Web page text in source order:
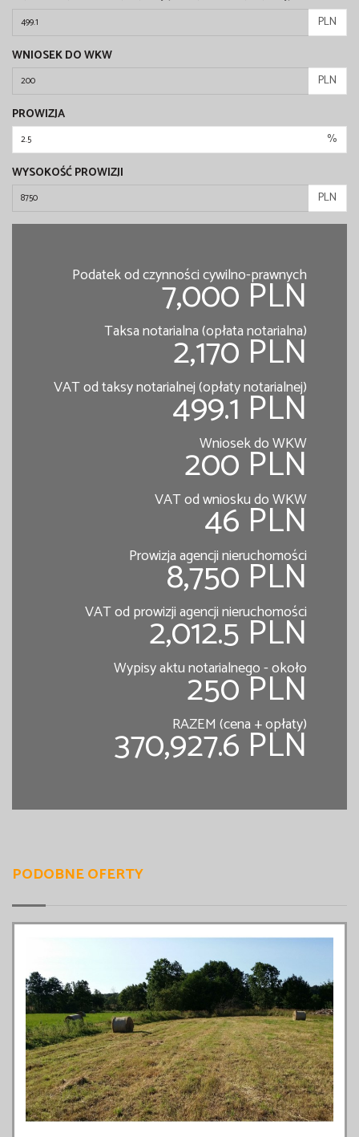
PLN
WNIOSEK DO WKW
PLN
PROWIZJA
%
WYSOKOŚĆ PROWIZJI
PLN
Podatek od czynności cywilno-prawnych
7,000 PLN
Taksa notarialna (opłata notarialna)
2,170 PLN
VAT od taksy notarialnej (opłaty notarialnej)
499.1 PLN
Wniosek do WKW
200 PLN
VAT od wniosku do WKW
46 PLN
Prowizja agencji nieruchomości
8,750 PLN
VAT od prowizji agencji nieruchomości
2,012.5 PLN
Wypisy aktu notarialnego - około
250 PLN
RAZEM (cena + opłaty)
370,927.6 PLN
PODOBNE OFERTY